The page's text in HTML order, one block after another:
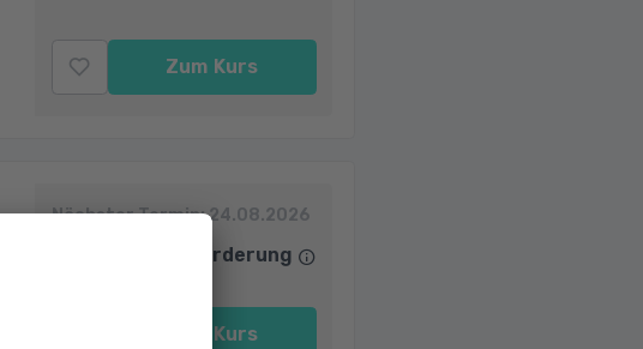
Zum Kurs
Nächster Termin:24.08.2026
Kostenlos mit Förderung
Zum Kurs